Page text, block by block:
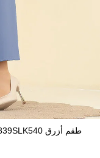
طقم أزرق 2839SLK540